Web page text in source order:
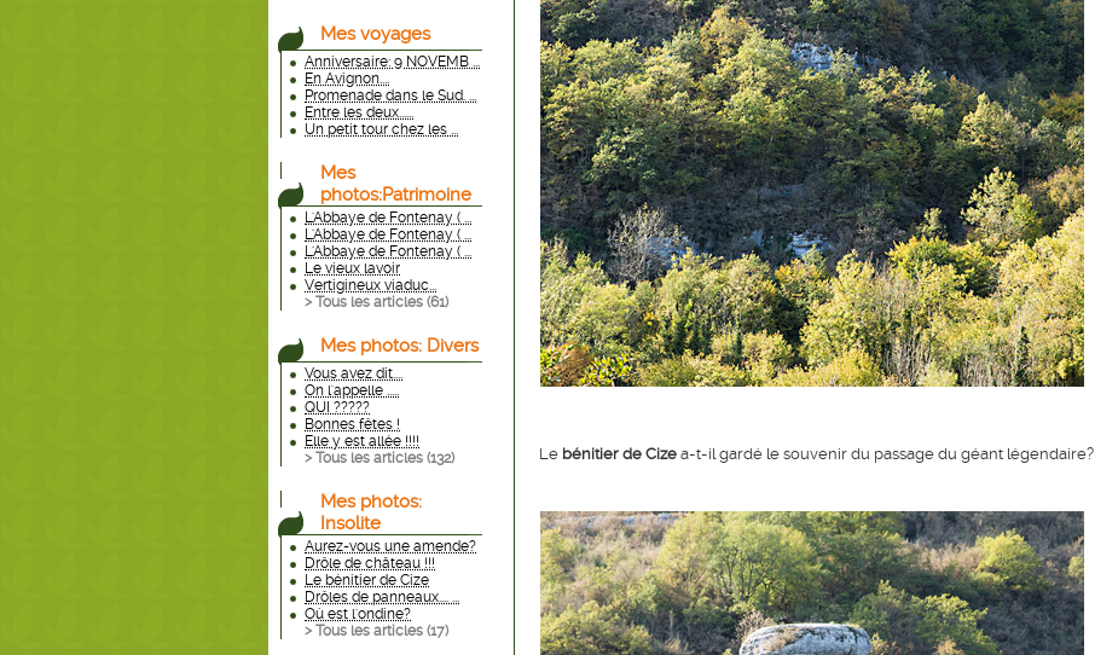
Mes voyages
Anniversaire: 9 NOVEMB ...
En Avignon....
Promenade dans le Sud. ...
Entre les deux......
Un petit tour chez les ...
Mes
photos:Patrimoine
L'Abbaye de Fontenay ( ...
L'Abbaye de Fontenay ( ...
L'Abbaye de Fontenay ( ...
Le vieux lavoir
Vertigineux viaduc...
> Tous les articles (61)
Mes photos: Divers
Vous avez dit....
On l'appelle .....
QUI ?????
Bonnes fêtes !
Elle y est allée !!!!
> Tous les articles (132)
Mes photos:
Insolite
Aurez-vous une amende?
Drôle de château !!!
Le bénitier de Cize
Drôles de panneaux.... ...
Où est l'ondine?
> Tous les articles (17)
Le bénitier de Cize a-t-il gardé le souvenir du passage du géant légendaire?